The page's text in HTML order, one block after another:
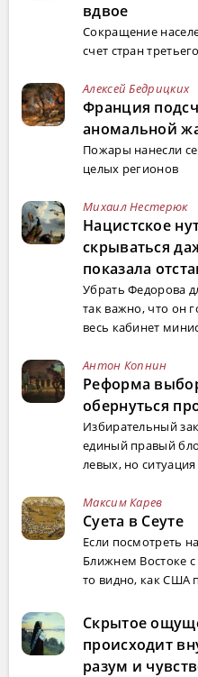
вдвое
Сокращение
счет стран
Алексей Бедрицких
Франция
аномальной
Пожары нанесли
целых регионов
Михаил Нестерюк
Нацистское
скрываться
показала
Убрать Федорова
так важно, что он
весь кабинет
Антон Копнин
Реформа
обернуться
Избирательный
единый правый
левых, но
Максим Карев
Суета в Сеуте
Если посмотреть
Ближнем Востоке
то видно, как США
Скрытое
происходит
разум и